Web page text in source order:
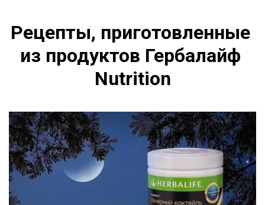
Рецепты, приготовленные
из продуктов Гербалайф
Nutrition